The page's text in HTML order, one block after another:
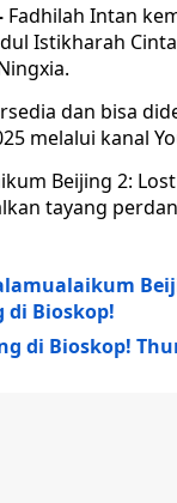
Fadhilah Intan
Istikharah
dan bisa
melalui kanal
Beijing 2:
tayang
di Bioskop!
di Bioskop!